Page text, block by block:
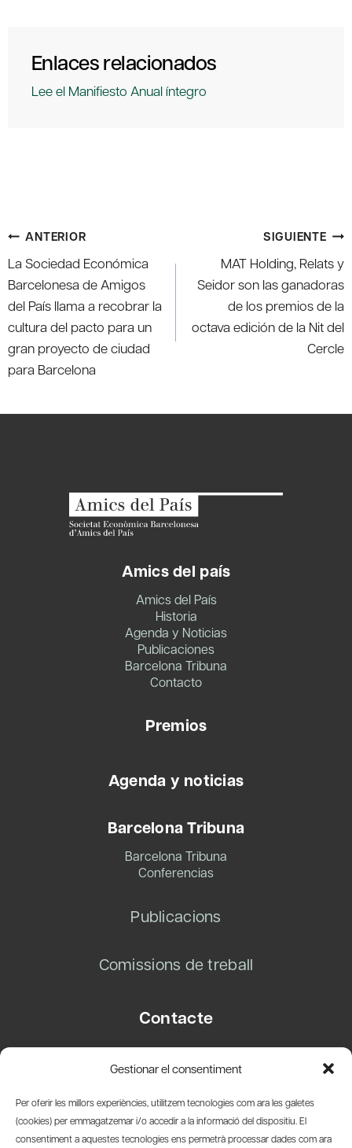
Gestionar el consentiment
Per oferir les millors experiències, utilitzem tecnologies com ara les galetes
(cookies) per emmagatzemar i/o accedir a la informació del dispositiu. El
consentiment a aquestes tecnologies ens permetrà processar dades com ara
Enlaces relacionados
Lee el Manifiesto Anual íntegro
Navegación
de
entradas
ANTERIOR
La Sociedad Económica
Barcelonesa de Amigos
del País llama a recobrar la
cultura del pacto para un
gran proyecto de ciudad
para Barcelona
SIGUIENTE
MAT Holding, Relats y
Seidor son las ganadoras
de los premios de la
octava edición de la Nit del
Cercle
Amics del país
Amics del País
Historia
Agenda y Noticias
Publicaciones
Barcelona Tribuna
Contacto
Premios
Agenda y noticias
Barcelona Tribuna
Barcelona Tribuna
Conferencias
Publicacions
Comissions de treball
Contacte
08003 Barcelona
info@amicsdelpais.com